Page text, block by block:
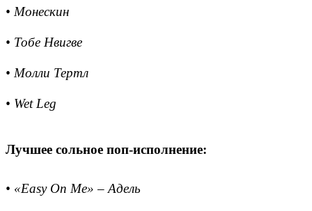
• Монескин
• Тобе Нвигве
• Молли Тертл
• Wet Leg
Лучшее сольное поп-исполнение:
• «Easy On Me» – Адель